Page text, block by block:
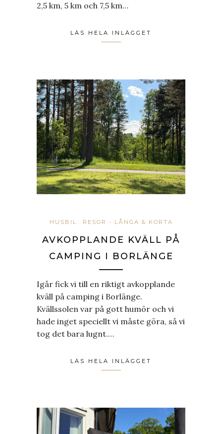
2,5 km, 5 km och 7,5 km…
LÄS HELA INLÄGGET
HUSBIL RESOR - LÅNGA & KORTA
AVKOPPLANDE KVÄLL PÅ
CAMPING I BORLÄNGE
Igår fick vi till en riktigt avkopplande
kväll på camping i Borlänge.
Kvällssolen var på gott humör och vi
hade inget speciellt vi måste göra, så vi
tog det bara lugnt.…
LÄS HELA INLÄGGET